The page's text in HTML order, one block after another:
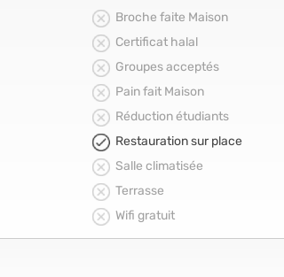
Broche faite Maison
Certificat halal
Groupes acceptés
Pain fait Maison
Réduction étudiants
Restauration sur place
Salle climatisée
Terrasse
Wifi gratuit